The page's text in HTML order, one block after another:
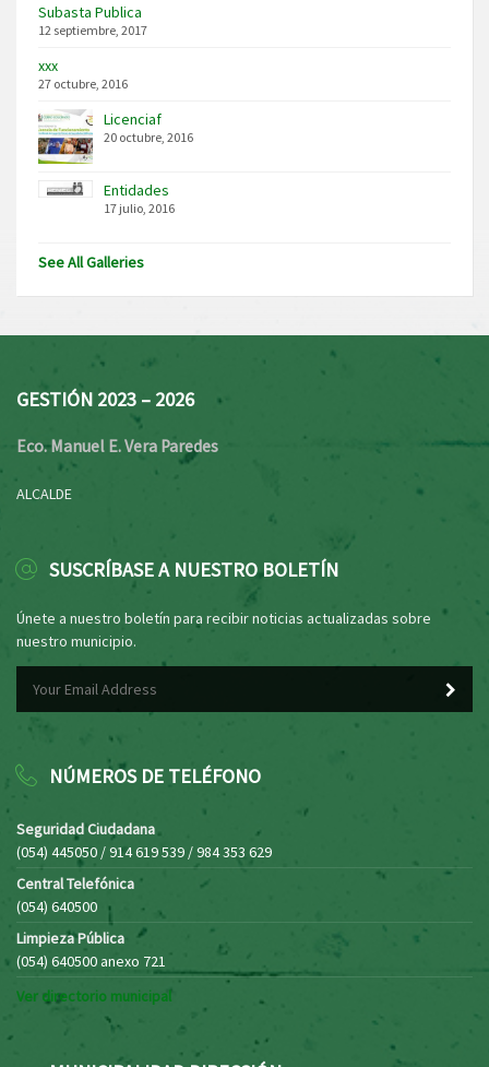
Subasta Publica
12 septiembre, 2017
xxx
27 octubre, 2016
Licenciaf
20 octubre, 2016
Entidades
17 julio, 2016
See All Galleries
GESTIÓN 2023 – 2026
Eco. Manuel E. Vera Paredes
ALCALDE
SUSCRÍBASE A NUESTRO BOLETÍN
Únete a nuestro boletín para recibir noticias actualizadas sobre
nuestro municipio.
NÚMEROS DE TELÉFONO
Seguridad Ciudadana
(054) 445050 / 914 619 539 / 984 353 629
Central Telefónica
(054) 640500
Limpieza Pública
(054) 640500 anexo 721
Ver directorio municipal